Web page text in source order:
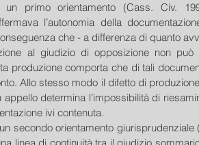
primo orientamento (Cass. Civ.
l’autonomia della
che - a differenza di quanto
al giudizio di opposizione non
produzione comporta che di tali
Allo stesso modo il difetto di
determina l’impossibilità di
ivi contenuta.
secondo orientamento